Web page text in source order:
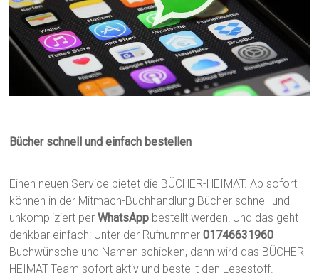
Bücher schnell und einfach bestellen
Einen neuen Service bietet die BÜCHER-HEIMAT. Ab sofort
können in der Mitmach-Buchhandlung Bücher schnell und
unkompliziert perWhatsApp bestellt werden! Und das geht
denkbar einfach: Unter der Rufnummer01746631960
Buchwünsche und Namen schicken, dann wird das BÜCHER-
HEIMAT-Team sofort aktiv und bestellt den Lesestoff.